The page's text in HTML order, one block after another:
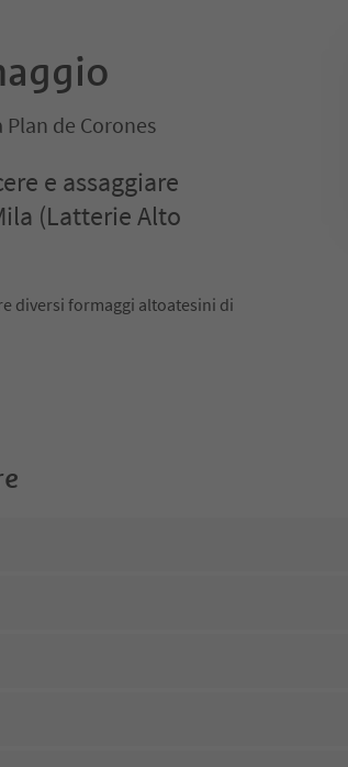
de Corones
e assaggiare
(Latterie Alto
diversi formaggi altoatesini di